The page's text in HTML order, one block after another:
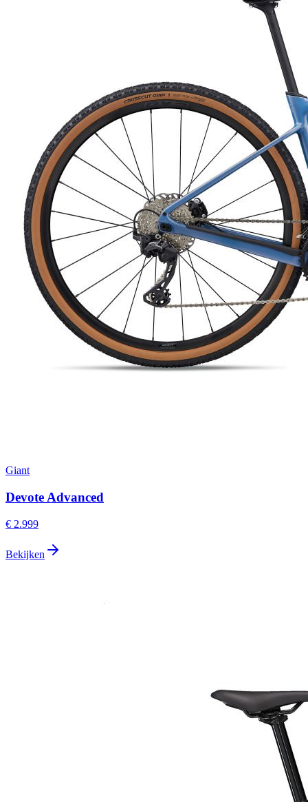
Giant
Devote Advanced
€ 2.999
Bekijken